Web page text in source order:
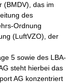
(BMDV), das im
des
Ordnung
(LuftVZO), der
5 sowie des LBA-
steht hierbei das
AG konzentriert